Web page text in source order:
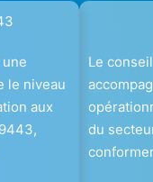
le niveau
aux
Le
du